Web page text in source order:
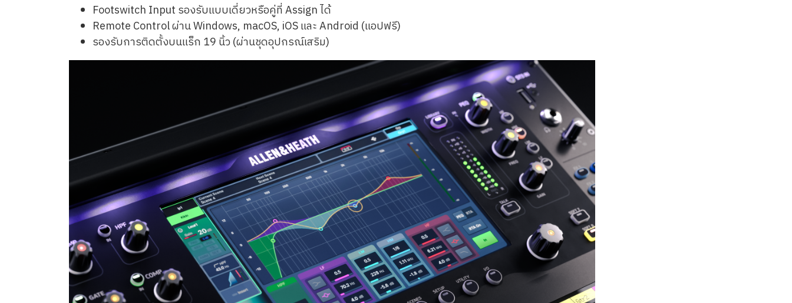
Footswitch Input รองรับแบบเดี่ยวหรือคู่ที่ Assign ได้
Remote Control ผ่าน Windows, macOS, iOS และ Android (แอปฟรี)
รองรับการติดตั้งบนแร็ก 19 นิ้ว (ผ่านชุดอุปกรณ์เสริม)